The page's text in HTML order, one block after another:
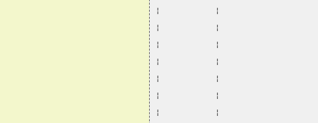
¦           ¦
¦           ¦
¦           ¦
¦           ¦
¦           ¦
¦           ¦
¦           ¦